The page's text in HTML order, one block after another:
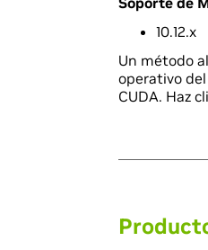
10.12.x
Un método
operativo
CUDA. Haz